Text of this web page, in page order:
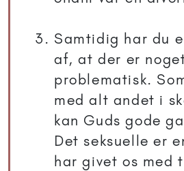
Samtidig har du
af, at der er
problematisk.
med alt andet i
kan Guds gode
Det seksuelle er
har givet os med